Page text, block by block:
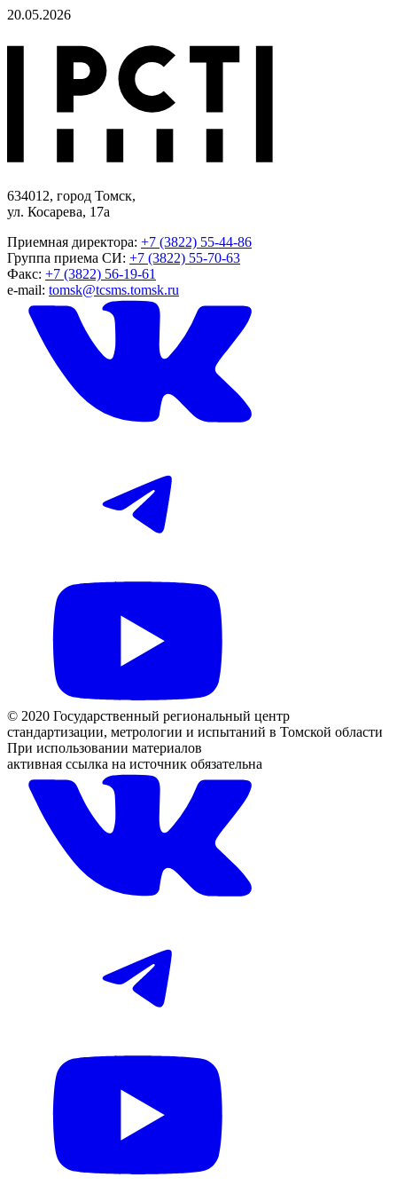
20.05.2026
634012, город Томск,
ул. Косарева, 17а
Приемная директора: +7 (3822) 55-44-86
Группа приема СИ: +7 (3822) 55-70-63
Факс: +7 (3822) 56-19-61
e-mail: tomsk@tcsms.tomsk.ru
© 2020 Государственный региональный центр
стандартизации, метрологии и испытаний в Томской области
При использовании материалов
активная ссылка на источник обязательна